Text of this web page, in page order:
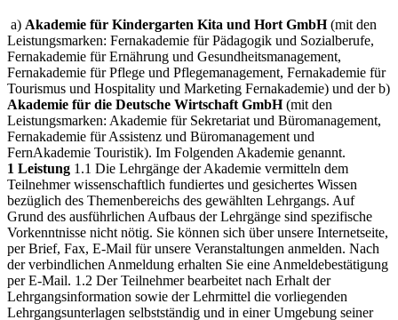
a) Akademie für Kindergarten Kita und Hort GmbH(mit den
Leistungsmarken: Fernakademie für Pädagogik und Sozialberufe,
Fernakademie für Ernährung und Gesundheitsmanagement,
Fernakademie für Pflege und Pflegemanagement, Fernakademie für
Tourismus und Hospitality und Marketing Fernakademie) und der b)
Akademie für die Deutsche Wirtschaft GmbH(mit den
Leistungsmarken: Akademie für Sekretariat und Büromanagement,
Fernakademie für Assistenz und Büromanagement und
FernAkademie Touristik). Im Folgenden Akademie genannt.
1 Leistung 1.1 Die Lehrgänge der Akademie vermitteln dem
Teilnehmer wissenschaftlich fundiertes und gesichertes Wissen
bezüglich des Themenbereichs des gewählten Lehrgangs. Auf
Grund des ausführlichen Aufbaus der Lehrgänge sind spezifische
Vorkenntnisse nicht nötig. Sie können sich über unsere Internetseite,
per Brief, Fax, E-Mail für unsere Veranstaltungen anmelden. Nach
der verbindlichen Anmeldung erhalten Sie eine Anmeldebestätigung
per E-Mail. 1.2 Der Teilnehmer bearbeitet nach Erhalt der
Lehrgangsinformation sowie der Lehrmittel die vorliegenden
Lehrgangsunterlagen selbstständig und in einer Umgebung seiner